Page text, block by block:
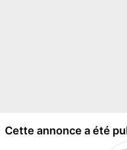
Cette annonce a été